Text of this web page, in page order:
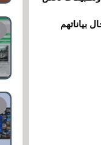
بياناتهم